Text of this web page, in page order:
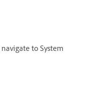
to System